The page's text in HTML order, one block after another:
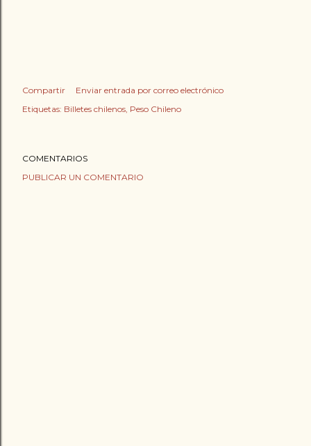
Compartir
Enviar entrada por correo electrónico
Etiquetas: Billetes chilenos Peso Chileno
COMENTARIOS
PUBLICAR UN COMENTARIO